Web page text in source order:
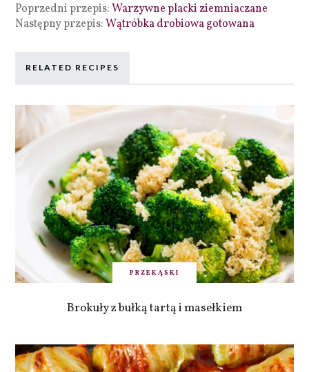
Poprzedni przepis:Warzywne placki ziemniaczane
Następny przepis:Wątróbka drobiowa gotowana
RELATED RECIPES
PRZEKĄSKI
Brokuły z bułką tartą i masełkiem